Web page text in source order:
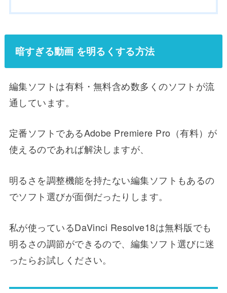
暗すぎる動画 を明るくする方法
編集ソフトは有料・無料含め数多くのソフトが流
通しています。
定番ソフトであるAdobe Premiere Pro（有料）が
使えるのであれば解決しますが、
明るさを調整機能を持たない編集ソフトもあるの
でソフト選びが面倒だったりします。
私が使っているDaVinci Resolve18は無料版でも
明るさの調節ができるので、編集ソフト選びに迷
ったらお試しください。